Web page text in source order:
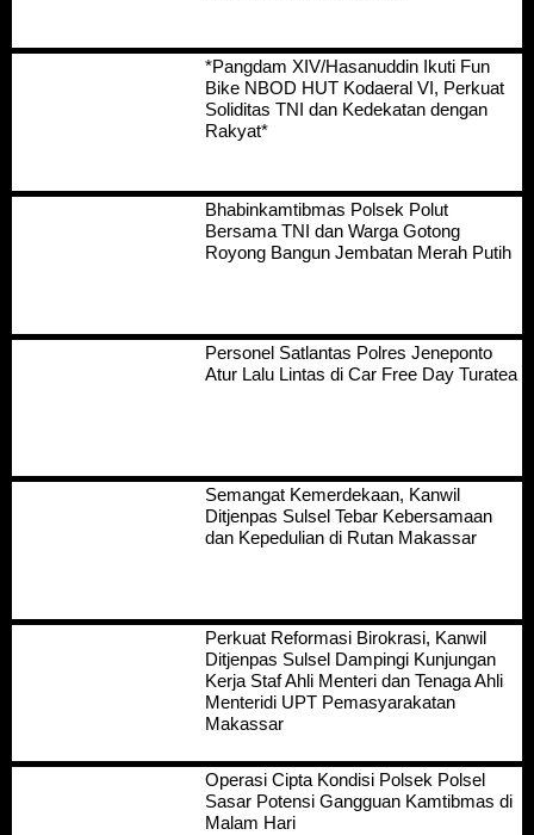
*Pangdam XIV/Hasanuddin Ikuti Fun
Bike NBOD HUT Kodaeral VI, Perkuat
Soliditas TNI dan Kedekatan dengan
Rakyat*
Bhabinkamtibmas Polsek Polut
Bersama TNI dan Warga Gotong
Royong Bangun Jembatan Merah Putih
Personel Satlantas Polres Jeneponto
Atur Lalu Lintas di Car Free Day Turatea
Semangat Kemerdekaan, Kanwil
Ditjenpas Sulsel Tebar Kebersamaan
dan Kepedulian di Rutan Makassar
Perkuat Reformasi Birokrasi, Kanwil
Ditjenpas Sulsel Dampingi Kunjungan
Kerja Staf Ahli Menteri dan Tenaga Ahli
Menteridi UPT Pemasyarakatan
Makassar
Operasi Cipta Kondisi Polsek Polsel
Sasar Potensi Gangguan Kamtibmas di
Malam Hari